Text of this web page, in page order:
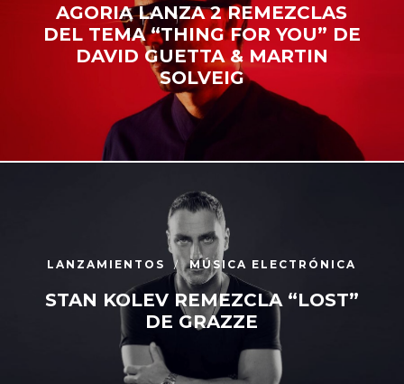
AGORIA LANZA 2 REMEZCLAS
DEL TEMA “THING FOR YOU” DE
DAVID GUETTA & MARTIN
SOLVEIG
LANZAMIENTOS MÚSICA ELECTRÓNICA
STAN KOLEV REMEZCLA “LOST”
DE GRAZZE